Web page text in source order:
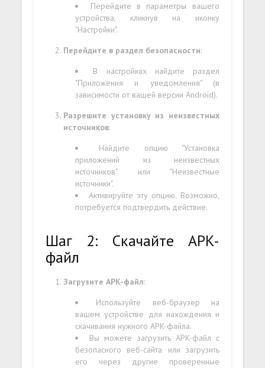
Перейдите в параметры вашего
устройства, кликнув на иконку
"Настройки".
Перейдите в раздел безопасности:
В настройках найдите раздел
"Приложения и уведомления" (в
зависимости от вашей версии Android).
Разрешите установку из неизвестных
источников:
Найдите опцию "Установка
приложений из неизвестных
источников" или "Неизвестные
источники".
Активируйте эту опцию. Возможно,
потребуется подтвердить действие.
Шаг 2: Скачайте APK-
файл
Загрузите APK-файл:
Используйте веб-браузер на
вашем устройстве для нахождения и
скачивания нужного APK-файла.
Вы можете загрузить APK-файл с
безопасного веб-сайта или загрузить
его через другие проверенные